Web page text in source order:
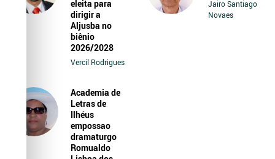
eleita para
dirigir a
Aljusba no
biênio
2026/2028
Vercil Rodrigues
Jairo Santiago
Novaes
Academia de
Letras de
Ilhéus
empossao
dramaturgo
Romualdo